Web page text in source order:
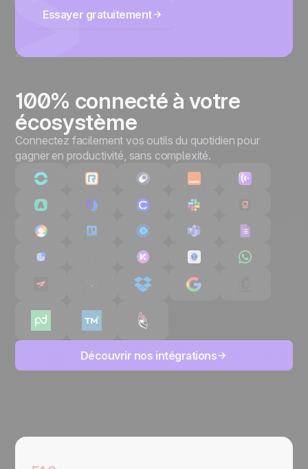
Essayer gratuitement
100% connecté à votre
écosystème
Connectez facilement vos outils du quotidien pour
gagner en productivité, sans complexité.
Découvrir nos intégrations